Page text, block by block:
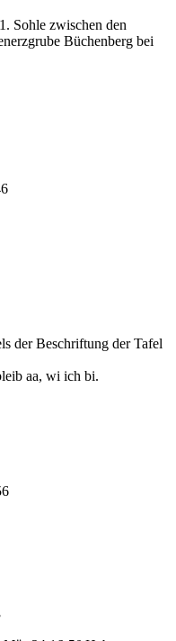
Sohle zwischen den
Büchenberg bei
der Beschriftung der Tafel
aa, wi ich bi.